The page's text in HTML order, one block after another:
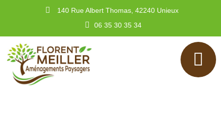
140 Rue Albert Thomas, 42240 Unieux
06 35 30 35 34